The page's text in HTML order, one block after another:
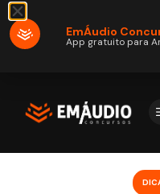
EmÁudio
App gratuito para